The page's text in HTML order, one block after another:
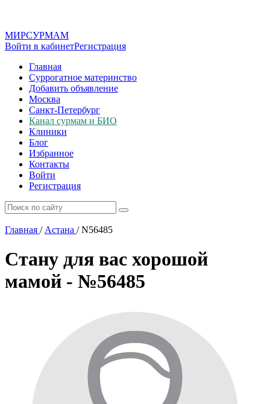
МИРСУРМАМ
Войти в кабинетРегистрация
Главная
Суррогатное материнство
Добавить объявление
Москва
Санкт-Петербург
Канал сурмам и БИО
Клиники
Блог
Избранное
Контакты
Войти
Регистрация
Главная / Астана /N56485
Стану для вас хорошой
мамой - №56485